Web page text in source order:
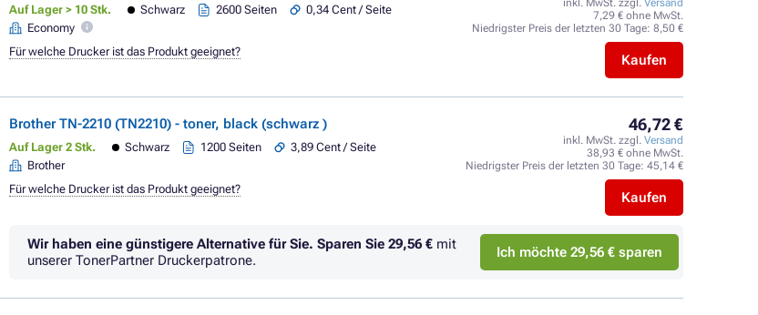
Auf Lager > 10 Stk. Schwarz 2600 Seiten
0,34 Cent / Seite
Economy
inkl. MwSt. zzgl. Versand
7,29 € ohne MwSt.
Niedrigster Preis der letzten 30 Tage: 8,50 €
Kaufen
Für welche Drucker ist das Produkt geeignet?
Brother TN-2210 (TN2210) - toner, black (schwarz )
Auf Lager 2 Stk. Schwarz 1200 Seiten
3,89 Cent / Seite
Brother
46,72 €
inkl. MwSt. zzgl. Versand
38,93 € ohne MwSt.
Niedrigster Preis der letzten 30 Tage: 45,14 €
Kaufen
Für welche Drucker ist das Produkt geeignet?
Wir haben eine günstigere Alternative für Sie. Sparen Sie 29,56 € mit
unserer TonerPartner Druckerpatrone.
Ich möchte 29,56 € sparen